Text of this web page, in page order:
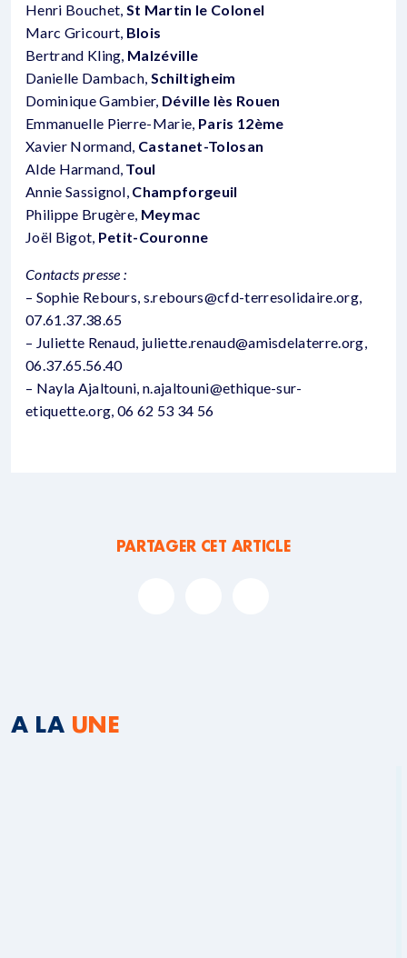
Henri Bouchet, St Martin le Colonel
Marc Gricourt, Blois
Bertrand Kling, Malzéville
Danielle Dambach, Schiltigheim
Dominique Gambier, Déville lès Rouen
Emmanuelle Pierre-Marie, Paris 12ème
Xavier Normand, Castanet-Tolosan
Alde Harmand, Toul
Annie Sassignol, Champforgeuil
Philippe Brugère, Meymac
Joël Bigot, Petit-Couronne
Contacts presse :
– Sophie Rebours, s.rebours@cfd-terresolidaire.org,
07.61.37.38.65
– Juliette Renaud, juliette.renaud@amisdelaterre.org,
06.37.65.56.40
– Nayla Ajaltouni, n.ajaltouni@ethique-sur-
etiquette.org, 06 62 53 34 56
PARTAGER CET ARTICLE
A LA UNE